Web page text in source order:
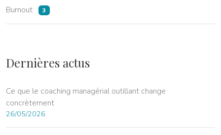
Burnout 3
Dernières actus
Ce que le coaching managérial outillant change
concrètement
26/05/2026